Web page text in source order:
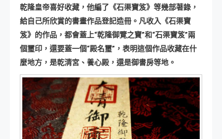
乾隆皇帝喜好收藏，他編了《石渠寶笈》等幾部著錄，
給自己所欣賞的書畫作品登記造冊。凡收入《石渠寶
笈》的作品，都會蓋上“乾隆御覽之寶”和“石渠寶笈”兩
個璽印，還要蓋一個“殿名璽”，表明這個作品收藏在什
麼地方，是乾清宮、養心殿，還是御書房等地。